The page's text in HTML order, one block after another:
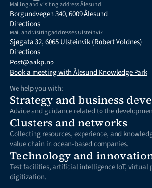
Mailing and visiting address Ålesund
Borgundvegen 340, 6009 Ålesund
Directions
Mail and visiting addresses Ulsteinvik
Sjøgata 32, 6065 Ulsteinvik (Robert Voldnes)
Directions
Post@aakp.no
Book a meeting with Ålesund Knowledge Park
We help you with:
Strategy and business
Advice and guidance related to the
Clusters and networks
Collecting resources, experience, and
value chain in ocean-based companies.
Technology and
Test facilities, artificial intelligence IoT, virtual
digitization.